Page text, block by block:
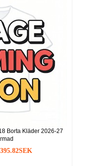
Borta Kläder 2026-27
395.82SEK